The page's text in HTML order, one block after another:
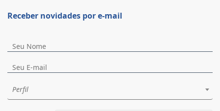
Receber novidades por e-mail
Perfil